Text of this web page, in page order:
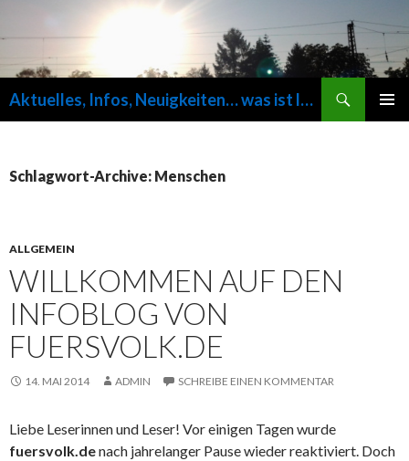
Aktuelles, Infos, Neuigkeiten… was ist los auf fuersvolk.de ?
Schlagwort-Archive: Menschen
ALLGEMEIN
WILLKOMMEN AUF DEN
INFOBLOG VON
FUERSVOLK.DE
14. MAI 2014 ADMIN SCHREIBE EINEN KOMMENTAR
Liebe Leserinnen und Leser! Vor einigen Tagen wurde
fuersvolk.denach jahrelanger Pause wieder reaktiviert. Doch